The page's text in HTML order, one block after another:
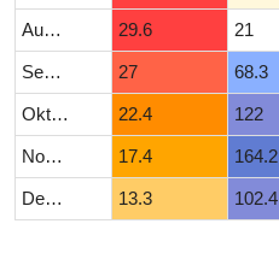
August 29.6 21
September 27 68.3
Oktober 22.4 122
November 17.4 164.2
Dezember 13.3 102.4